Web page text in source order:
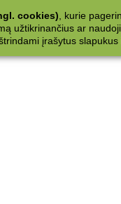
cookies) , kurie
užtikrinančius ar
įrašytus